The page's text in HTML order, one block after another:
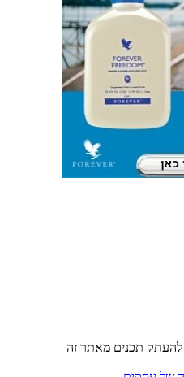
להעתק תכנים מאתר זה